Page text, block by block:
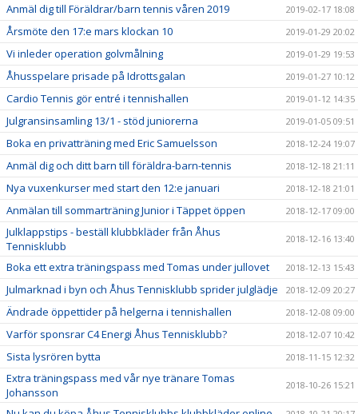
Anmäl dig till Föräldrar/barn tennis våren 2019 2019-02-17 18:08
Årsmöte den 17:e mars klockan 10 2019-01-29 20:02
Vi inleder operation golvmålning 2019-01-29 19:53
Åhusspelare prisade på Idrottsgalan 2019-01-27 10:12
Cardio Tennis gör entré i tennishallen 2019-01-12 14:35
Julgransinsamling 13/1 - stöd juniorerna 2019-01-05 09:51
Boka en privatträning med Eric Samuelsson 2018-12-24 19:07
Anmäl dig och ditt barn till föräldra-barn-tennis 2018-12-18 21:11
Nya vuxenkurser med start den 12:e januari 2018-12-18 21:01
Anmälan till sommarträning Junior i Täppet öppen 2018-12-17 09:00
Julklappstips - beställ klubbkläder från Åhus
Tennisklubb
2018-12-16 13:40
Boka ett extra träningspass med Tomas under jullovet 2018-12-13 15:43
Julmarknad i byn och Åhus Tennisklubb sprider julglädje 2018-12-09 20:27
Ändrade öppettider på helgerna i tennishallen 2018-12-08 09:00
Varför sponsrar C4 Energi Åhus Tennisklubb? 2018-12-07 10:42
Sista lysrören bytta 2018-11-15 12:32
Extra träningspass med vår nye tränare Tomas
Johansson
2018-10-26 15:21